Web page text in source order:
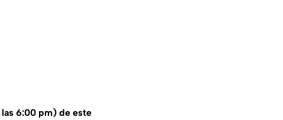
6:00 pm) de este